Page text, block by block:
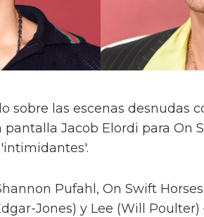
sobre las escenas desnudas
Jacob Elordi para On
Pufahl, On Swift
Jones) y Lee (Will Poulter)